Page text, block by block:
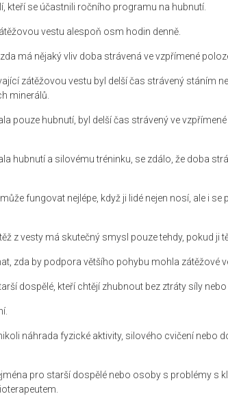
kteří se účastnili ročního programu na hubnutí.
vestu alespoň osm hodin denně.
má nějaký vliv doba strávená ve vzpřímené
zátěžovou vestu byl delší čas strávený stáním
minerálů.
pouze hubnutí, byl delší čas strávený ve
hubnutí a silovému tréninku, se zdálo, že doba
fungovat nejlépe, když ji lidé nejen nosí, ale i
z vesty má skutečný smysl pouze tehdy, pokud ji
zda by podpora většího pohybu mohla zátěžové
dospělé, kteří chtějí zhubnout bez ztráty síly
náhrada fyzické aktivity, silového cvičení nebo
pro starší dospělé nebo osoby s problémy s